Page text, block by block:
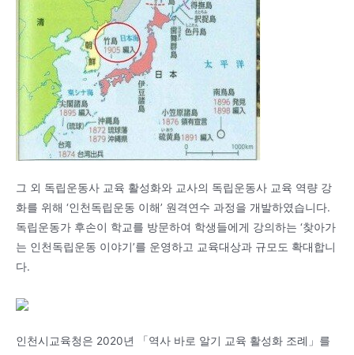
그 외 독립운동사 교육 활성화와 교사의 독립운동사 교육 역량 강
화를 위해 ‘인천독립운동 이해’ 원격연수 과정을 개발하였습니다.
독립운동가 후손이 학교를 방문하여 학생들에게 강의하는 ‘찾아가
는 인천독립운동 이야기’를 운영하고 교육대상과 규모도 확대합니
다.
인천시교육청은 2020년 「역사 바로 알기 교육 활성화 조례」를